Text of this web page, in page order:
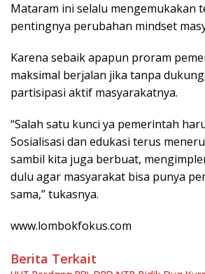
Mataram ini selalu mengemukakan
pentingnya perubahan mindset
Karena sebaik apapun proram
maksimal berjalan jika tanpa
partisipasi aktif masyarakatnya.
“Salah satu kunci ya pemerintah
Sosialisasi dan edukasi terus
sambil kita juga berbuat,
dulu agar masyarakat bisa punya
sama,” tukasnya.
www.lombokfokus.com
Berita Terkait